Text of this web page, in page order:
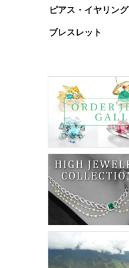
ピアス・イヤリング
ブレスレット